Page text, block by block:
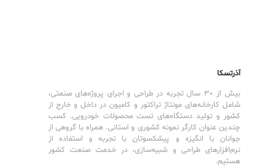
آذرتسکا
بیش از 30 سال تجربه در طراحی و اجرای پروژه‌های صنعتی،
شامل کارخانه‌های مونتاژ تراکتور و کامیون در داخل و خارج از
کشور و تولید دستگاه‌های تست محصولات خودرویی. کسب
چندین عنوان کارگر نمونه کشوری و استانی. همراه با گروهی از
جوانان با انگیزه و پیشکسوتان با تجربه و استفاده از
نرم‌افزارهای طراحی و شبیه‌سازی، در خدمت صنعت کشور
هستیم.